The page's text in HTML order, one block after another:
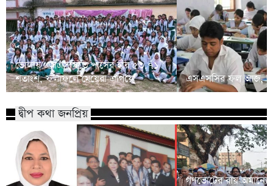
ভোলায় এসএসসিতে পাসের হার ৫৩.৭১
শতাংশ, ফলাফলে মেয়েরা এগিয়ে
এসএসসির ফল আজ,
দ্বীপ কথা জনপ্রিয়
গণভোটের রায়